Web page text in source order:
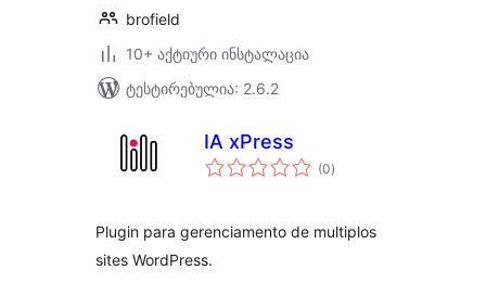
brofield
10+ აქტიური ინსტალაცია
ტესტირებულია: 2.6.2
IA xPress
(0საერთო
რეიტინგი
)
Plugin para gerenciamento de multiplos
sites WordPress.